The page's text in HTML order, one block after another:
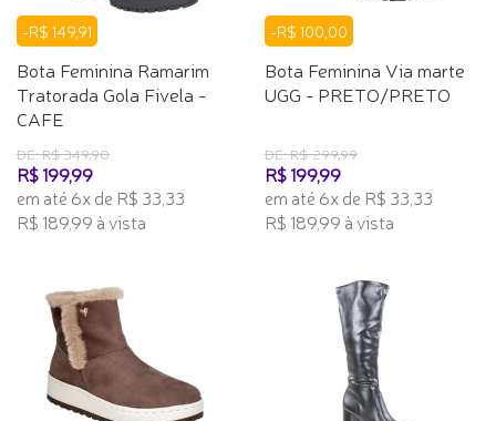
-R$ 149,91
Bota Feminina Ramarim
Tratorada Gola Fivela -
CAFE
DE: R$ 349,90
R$ 199,99
em até 6x de R$ 33,33
R$ 189,99 à vista
-R$ 100,00
Bota Feminina Via marte
UGG - PRETO/PRETO
DE: R$ 299,99
R$ 199,99
em até 6x de R$ 33,33
R$ 189,99 à vista